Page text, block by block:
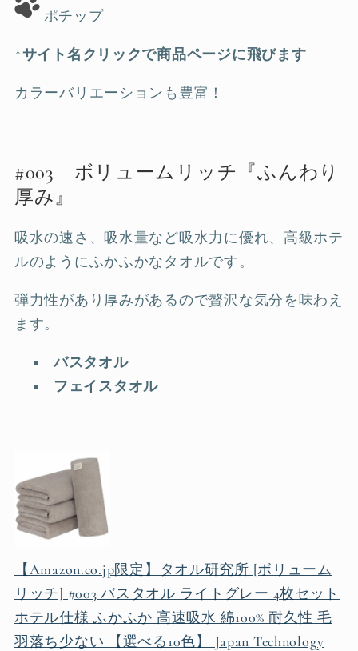
ポチップ
↑サイト名クリックで商品ページに飛びます
カラーバリエーションも豊富！
#003 ボリュームリッチ『ふんわり
厚み』
吸水の速さ、吸水量など吸水力に優れ、高級ホテ
ルのようにふかふかなタオルです。
弾力性があり厚みがあるので贅沢な気分を味わえ
ます。
バスタオル
フェイスタオル
【Amazon.co.jp限定】タオル研究所 [ボリューム
リッチ] #003 バスタオル ライトグレー 4枚セット
ホテル仕様 ふかふか 高速吸水 綿100% 耐久性 毛
羽落ち少ない 【選べる10色】 Japan Technology